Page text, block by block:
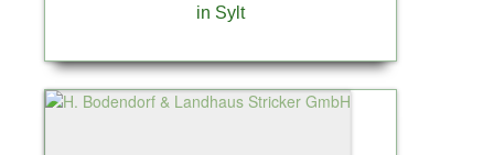
Wildau
Winsen
in Sylt